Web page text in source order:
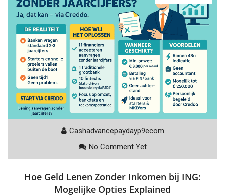
Cashadvancepaydayp9ecom
No Comment Yet
Hoe Geld Lenen Zonder Inkomen bij ING:
Mogelijke Opties Explained